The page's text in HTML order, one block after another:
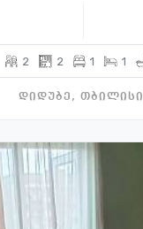
2 2 1 1
დიდუბე, თბილისი